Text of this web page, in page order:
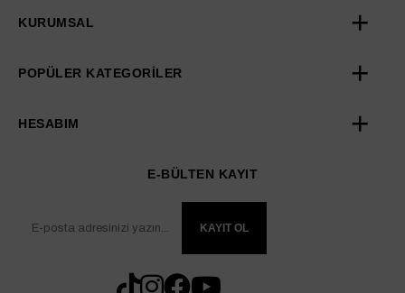
KURUMSAL
POPÜLER KATEGORİLER
HESABIM
E-BÜLTEN KAYIT
KAYIT OL